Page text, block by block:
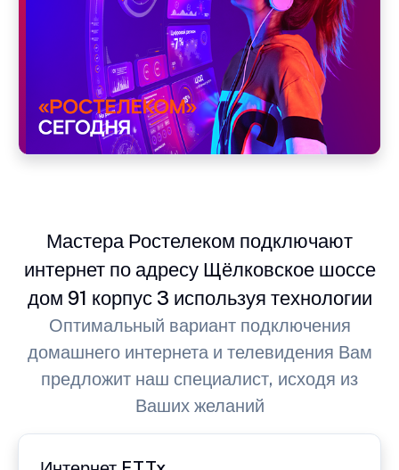
Мастера Ростелеком подключают
интернет по адресу Щёлковское шоссе
дом 91 корпус 3 используя технологии
Оптимальный вариант подключения
домашнего интернета и телевидения Вам
предложит наш специалист, исходя из
Ваших желаний